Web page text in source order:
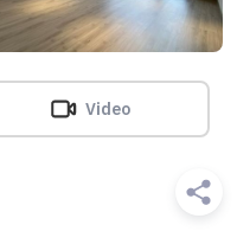
Video